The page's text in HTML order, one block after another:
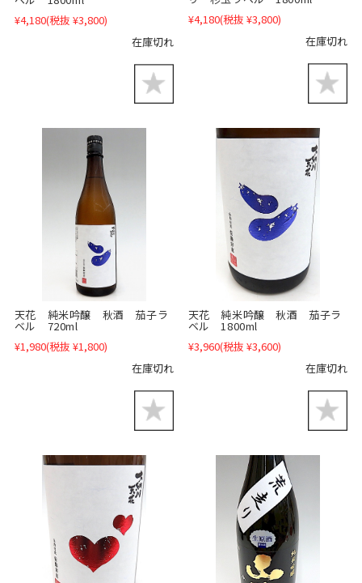
¥4,180(税抜 ¥3,800)
在庫切れ
¥4,180(税抜 ¥3,800)
在庫切れ
天花 純米吟醸 秋酒 茄子ラ
ベル 720ml
¥1,980(税抜 ¥1,800)
在庫切れ
天花 純米吟醸 秋酒 茄子ラ
ベル 1800ml
¥3,960(税抜 ¥3,600)
在庫切れ